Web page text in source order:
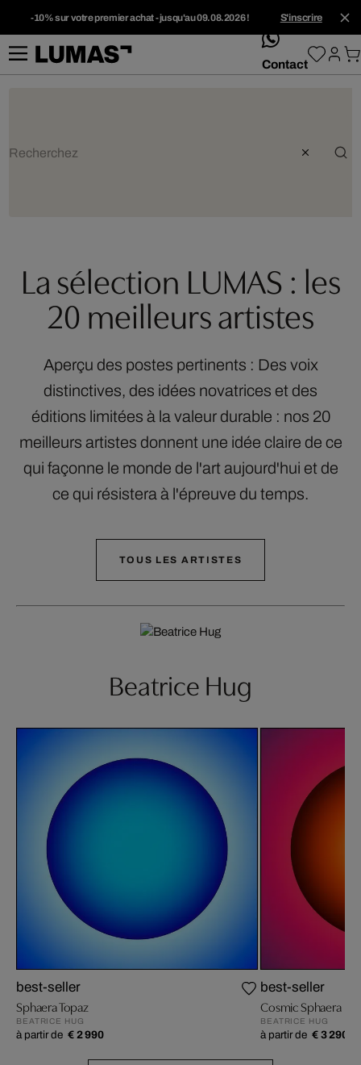
-10% sur votre premier achat - jusqu'au 09.08.2026 ! S'inscrire
whatsApp
Contact
La sélection LUMAS : les
20 meilleurs artistes
Aperçu des postes pertinents : Des voix
distinctives, des idées novatrices et des
éditions limitées à la valeur durable : nos 20
meilleurs artistes donnent une idée claire de ce
qui façonne le monde de l'art aujourd'hui et de
ce qui résistera à l'épreuve du temps.
TOUS LES ARTISTES
Beatrice Hug
best-seller
Sphaera Topaz
BEATRICE HUG
à partir de € 2 990
best-seller
Cosmic Sphaera
BEATRICE HUG
à partir de € 3 290